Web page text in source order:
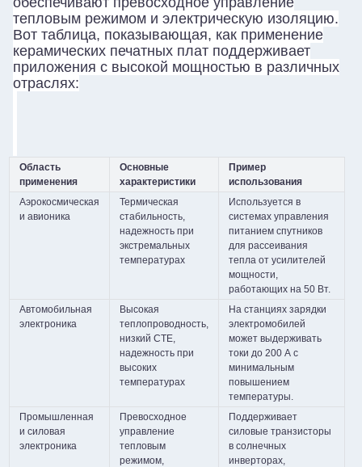
тепловым режимом и электрическую изоляцию.
Вот таблица, показывающая, как применение
керамических печатных плат поддерживает
приложения с высокой мощностью в различных
отраслях:
Область
применения
Основные
характеристики
Пример
использования
Аэрокосмическая
и авионика
Термическая
стабильность,
надежность при
экстремальных
температурах
Используется в
системах управления
питанием спутников
для рассеивания
тепла от усилителей
мощности,
работающих на 50 Вт.
Автомобильная
электроника
Высокая
теплопроводность,
низкий CTE,
надежность при
высоких
температурах
На станциях зарядки
электромобилей
может выдерживать
токи до 200 А с
минимальным
повышением
температуры.
Промышленная
и силовая
электроника
Превосходное
управление
тепловым
режимом,
Поддерживает
силовые транзисторы
в солнечных
инверторах,